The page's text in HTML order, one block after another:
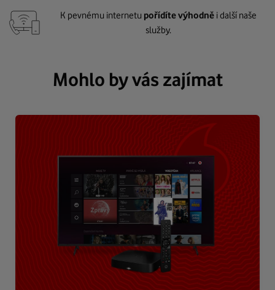
K pevnému internetu pořídíte výhodně i další naše
služby.
Mohlo by vás zajímat